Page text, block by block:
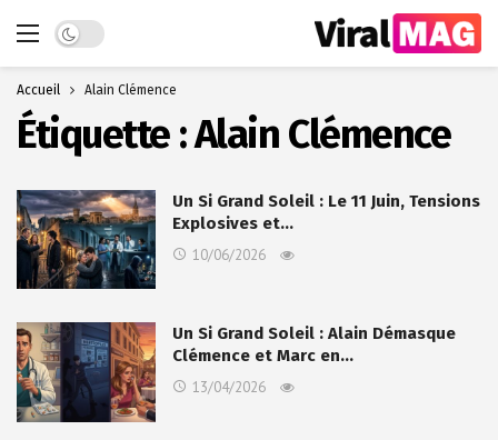
Dark mode
Accueil Alain Clémence
Étiquette :Alain Clémence
Un Si Grand Soleil : Le 11 Juin, Tensions
Explosives et…
10/06/2026
Un Si Grand Soleil : Alain Démasque
Clémence et Marc en…
13/04/2026